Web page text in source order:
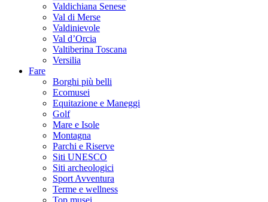
Valdichiana Senese
Val di Merse
Valdinievole
Val d’Orcia
Valtiberina Toscana
Versilia
Fare
Borghi più belli
Ecomusei
Equitazione e Maneggi
Golf
Mare e Isole
Montagna
Parchi e Riserve
Siti UNESCO
Siti archeologici
Sport Avventura
Terme e wellness